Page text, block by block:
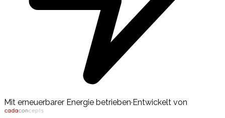
Mit erneuerbarer Energie betrieben· Entwickelt von